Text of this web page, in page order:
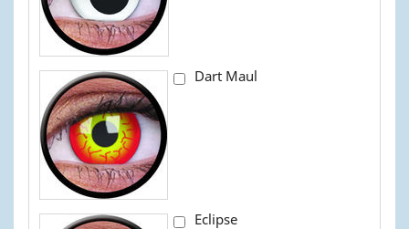
Dart Maul
Eclipse